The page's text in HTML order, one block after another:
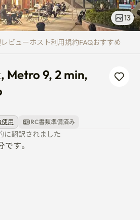
13
レビューホスト利用規約FAQおすすめ
Metro 9, 2 min,
使用 RC書類準備済み
に翻訳されました
す。
ームまで50分です